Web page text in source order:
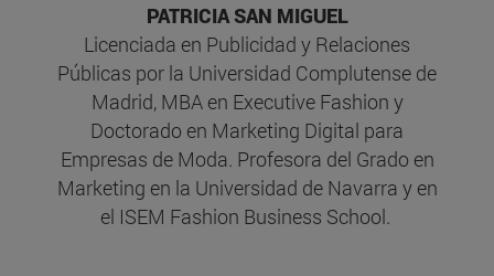
PATRICIA SAN MIGUEL
Licenciada en Publicidad y Relaciones
Públicas por la Universidad Complutense de
Madrid, MBA en Executive Fashion y
Doctorado en Marketing Digital para
Empresas de Moda. Profesora del Grado en
Marketing en la Universidad de Navarra y en
el ISEM Fashion Business School.